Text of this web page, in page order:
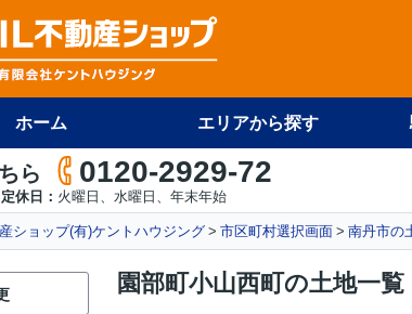
ホーム エリアから探す
ら 0120-2929-72
定休日： 火曜日、水曜日、年末年始
ショップ(有)ケントハウジング 市区町村選択画面 南丹市の
園部町小山西町の土地一覧